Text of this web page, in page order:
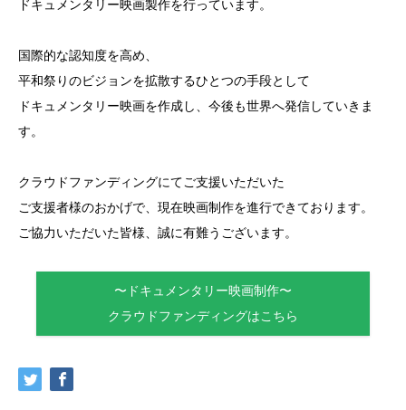
ドキュメンタリー映画製作を行っています。
国際的な認知度を高め、
平和祭りのビジョンを拡散するひとつの手段として
ドキュメンタリー映画を作成し、今後も世界へ発信していきま
す。
クラウドファンディングにてご支援いただいた
ご支援者様のおかげで、現在映画制作を進行できております。
ご協力いただいた皆様、誠に有難うございます。
〜ドキュメンタリー映画制作〜
クラウドファンディングはこちら